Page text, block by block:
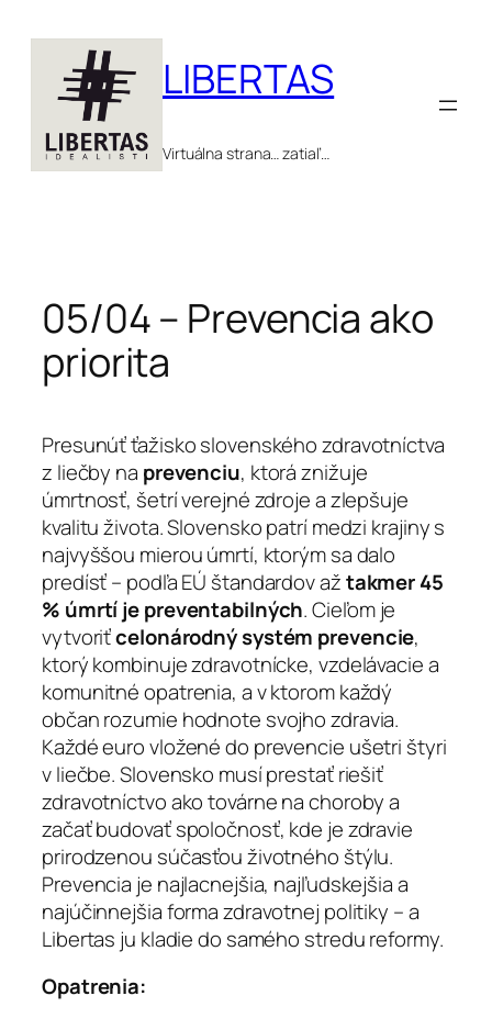
obsah
LIBERTAS
Virtuálna strana… zatiaľ…
05/04 – Prevencia ako
priorita
Presunúť ťažisko slovenského zdravotníctva
z liečby na prevenciu, ktorá znižuje
úmrtnosť, šetrí verejné zdroje a zlepšuje
kvalitu života. Slovensko patrí medzi krajiny s
najvyššou mierou úmrtí, ktorým sa dalo
predísť – podľa EÚ štandardov ažtakmer 45
% úmrtí je preventabilných. Cieľom je
vytvoriťcelonárodný systém prevencie,
ktorý kombinuje zdravotnícke, vzdelávacie a
komunitné opatrenia, a v ktorom každý
občan rozumie hodnote svojho zdravia.
Každé euro vložené do prevencie ušetri štyri
v liečbe. Slovensko musí prestať riešiť
zdravotníctvo ako továrne na choroby a
začať budovať spoločnosť, kde je zdravie
prirodzenou súčasťou životného štýlu.
Prevencia je najlacnejšia, najľudskejšia a
najúčinnejšia forma zdravotnej politiky – a
Libertas ju kladie do samého stredu reformy.
Opatrenia: